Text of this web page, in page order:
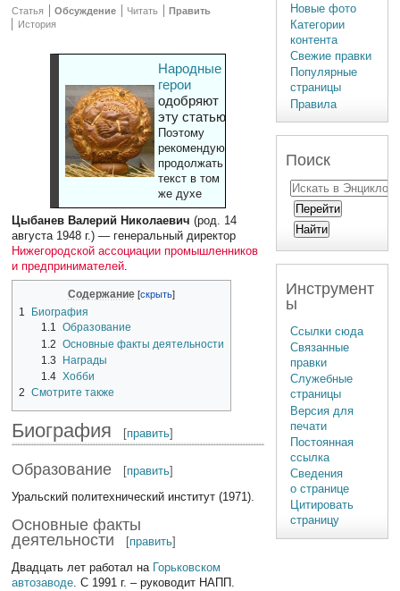
Статья Обсуждение Читать
Править
История
Народные
герои
одобряют
эту статью
Поэтому
рекомендуют
продолжать
текст в том
же духе
Цыбанев Валерий Николаевич (род. 14
августа 1948 г.) — генеральный директор
Нижегородской ассоциации промышленников
и предпринимателей.
Содержание
1
Биография
1.1 Образование
1.2 Основные факты деятельности
1.3
Награды
1.4 Хобби
2
Смотрите также
Биография [править]
Образование [править]
Уральский политехнический институт (1971).
Основные факты
деятельности
[править]
Двадцать лет работал на Горьковском
автозаводе. С 1991 г. – руководит НАПП.
Новые фото
Категории
контента
Свежие правки
Популярные
страницы
Правила
Поиск
Инструмент
ы
Ссылки сюда
Связанные
правки
Служебные
страницы
Версия для
печати
Постоянная
ссылка
Сведения
о странице
Цитировать
страницу